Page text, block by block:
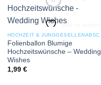
Add to wishlist
Folienballon Blumige
Hochzeitswünsche – Wedding
Wishes
1,99 €